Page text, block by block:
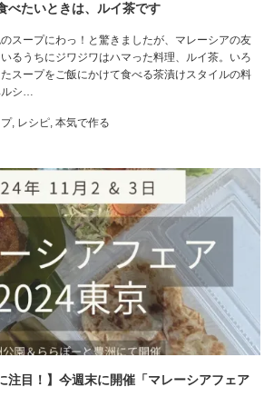
べたいときは、ルイ茶です
スープにわっ！と驚きましたが、マレーシアの友
るうちにジワジワはハマった料理、ルイ茶。いろ
スープをご飯にかけて食べる茶漬けスタイルの料
ルシ…
, レシピ, 本気で作る
注目！】今週末に開催「マレーシアフェア